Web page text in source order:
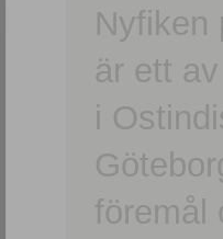
Nyfiken
är ett
i
föremål